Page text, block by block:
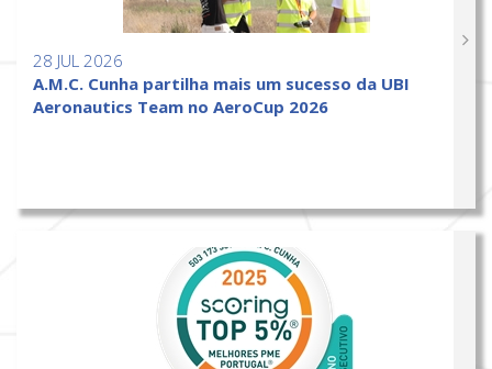
28 JUL 2026
A.M.C. Cunha partilha mais um sucesso da UBI
Aeronautics Team no AeroCup 2026